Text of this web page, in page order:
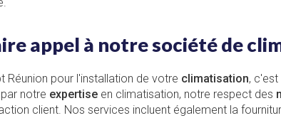
appel à notre société de
Réunion pour l'installation de votre climatisation,
notre expertise en climatisation, notre respect des
client. Nos services incluent également la